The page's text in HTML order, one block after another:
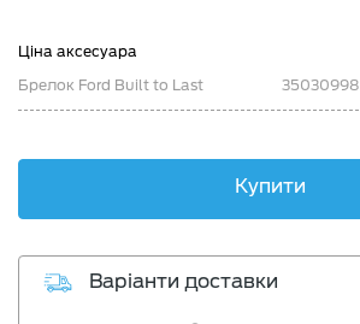
Ціна аксесуара
Брелок Ford Built to Last 35030998
Купити
Варіанти доставки